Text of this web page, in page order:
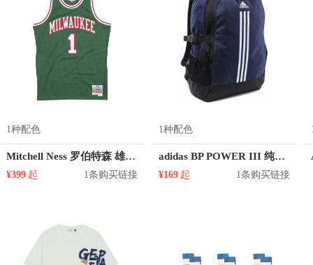
1种配色
Mitchell Ness 罗伯特森 雄鹿队 1号球衣
¥399 起 1条购买链接
1种配色
adidas BP POWER III 纯色尼龙双肩包 AY5103
¥169 起 1条购买链接